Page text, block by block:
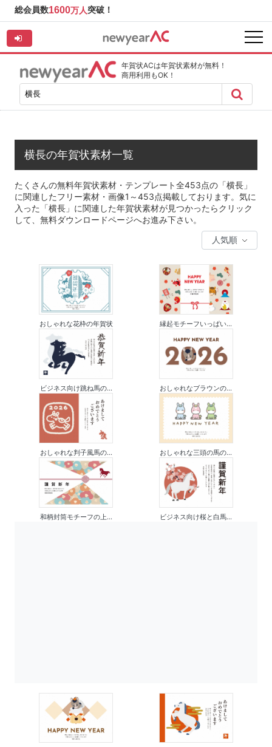
総会員数1600万人突破！
年賀状ACは年賀状素材が無料！
商用利用もOK！
横長の年賀状素材一覧
たくさんの無料年賀状素材・テンプレート全453点の「横長」
に関連したフリー素材・画像1～453点掲載しております。気に
入った「横長」に関連した年賀状素材が見つかったらクリック
して、無料ダウンロードページへお進み下さい。
おしゃれな花枠の年賀状 縁起モチーフいっぱい...
ビジネス向け跳ね馬の... おしゃれなブラウンの...
おしゃれな判子風馬の... おしゃれな三頭の馬の...
和柄封筒モチーフの上... ビジネス向け桜と白馬...